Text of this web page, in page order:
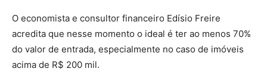
O economista e consultor financeiro Edísio Freire
acredita que nesse momento o ideal é ter ao menos 70%
do valor de entrada, especialmente no caso de imóveis
acima de R$ 200 mil.